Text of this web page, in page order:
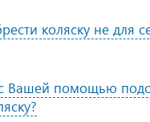
коляску не для
Вашей помощью